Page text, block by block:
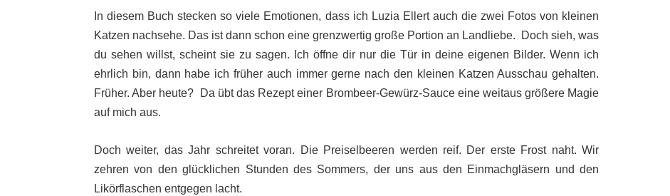
In diesem Buch stecken so viele Emotionen, dass ich Luzia Ellert auch die zwei Fotos von kleinen
Katzen nachsehe. Das ist dann schon eine grenzwertig große Portion an Landliebe. Doch sieh, was
du sehen willst, scheint sie zu sagen. Ich öffne dir nur die Tür in deine eigenen Bilder. Wenn ich
ehrlich bin, dann habe ich früher auch immer gerne nach den kleinen Katzen Ausschau gehalten.
Früher. Aber heute? Da übt das Rezept einer Brombeer-Gewürz-Sauce eine weitaus größere Magie
auf mich aus.
Doch weiter, das Jahr schreitet voran. Die Preiselbeeren werden reif. Der erste Frost naht. Wir
zehren von den glücklichen Stunden des Sommers, der uns aus den Einmachgläsern und den
Likörflaschen entgegen lacht.